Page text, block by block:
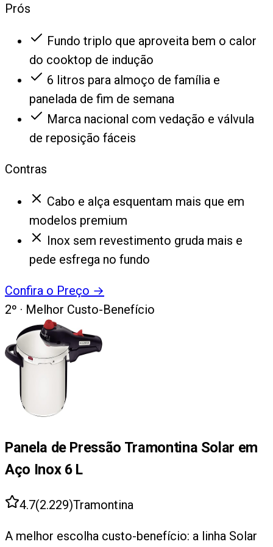
Prós
Fundo triplo que aproveita bem o calor
do cooktop de indução
6 litros para almoço de família e
panelada de fim de semana
Marca nacional com vedação e válvula
de reposição fáceis
Contras
Cabo e alça esquentam mais que em
modelos premium
Inox sem revestimento gruda mais e
pede esfrega no fundo
Confira o Preço →
2º · Melhor Custo-Benefício
Panela de Pressão Tramontina Solar em
Aço Inox 6 L
4.7(2.229)Tramontina
A melhor escolha custo-benefício: a linha Solar